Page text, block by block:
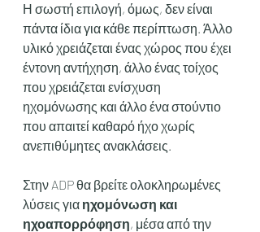
Η σωστή επιλογή, όμως, δεν είναι
πάντα ίδια για κάθε περίπτωση. Άλλο
υλικό χρειάζεται ένας χώρος που έχει
έντονη αντήχηση, άλλο ένας τοίχος
που χρειάζεται ενίσχυση
ηχομόνωσης και άλλο ένα στούντιο
που απαιτεί καθαρό ήχο χωρίς
ανεπιθύμητες ανακλάσεις.
Στην ADP θα βρείτε ολοκληρωμένες
λύσεις για ηχομόνωση και
ηχοαπορρόφηση, μέσα από την